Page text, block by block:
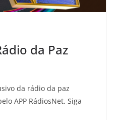
da Paz
da rádio da paz
APP RádiosNet. Siga